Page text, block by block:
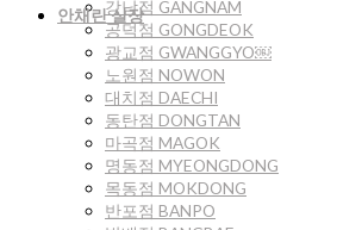
강남점 GANGNAM
공덕점 GONGDEOK
광교점 GWANGGYO￼
노원점 NOWON
대치점 DAECHI
동탄점 DONGTAN
마곡점 MAGOK
명동점 MYEONGDONG
목동점 MOKDONG
반포점 BANPO
안채린 실장